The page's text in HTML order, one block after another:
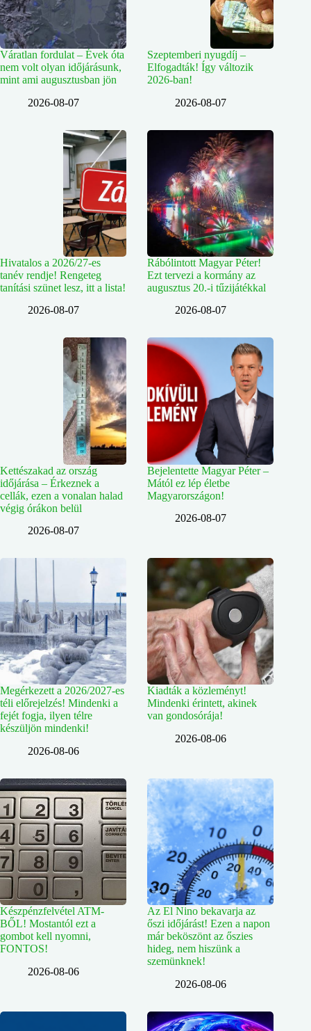
Váratlan fordulat – Évek óta
nem volt olyan időjárásunk,
mint ami augusztusban jön
2026-08-07
Szeptemberi nyugdíj –
Elfogadták! Így változik
2026-ban!
2026-08-07
Hivatalos a 2026/27-es
tanév rendje! Rengeteg
tanítási szünet lesz, itt a lista!
2026-08-07
Rábólintott Magyar Péter!
Ezt tervezi a kormány az
augusztus 20.-i tűzijátékkal
2026-08-07
Kettészakad az ország
időjárása – Érkeznek a
cellák, ezen a vonalan halad
végig órákon belül
2026-08-07
Bejelentette Magyar Péter –
Mától ez lép életbe
Magyarországon!
2026-08-07
Megérkezett a 2026/2027-es
téli előrejelzés! Mindenki a
fejét fogja, ilyen télre
készüljön mindenki!
2026-08-06
Kiadták a közleményt!
Mindenki érintett, akinek
van gondosórája!
2026-08-06
Készpénzfelvétel ATM-
BŐL! Mostantól ezt a
gombot kell nyomni,
FONTOS!
2026-08-06
Az El Nino bekavarja az
őszi időjárást! Ezen a napon
már beköszönt az őszies
hideg, nem hiszünk a
szemünknek!
2026-08-06